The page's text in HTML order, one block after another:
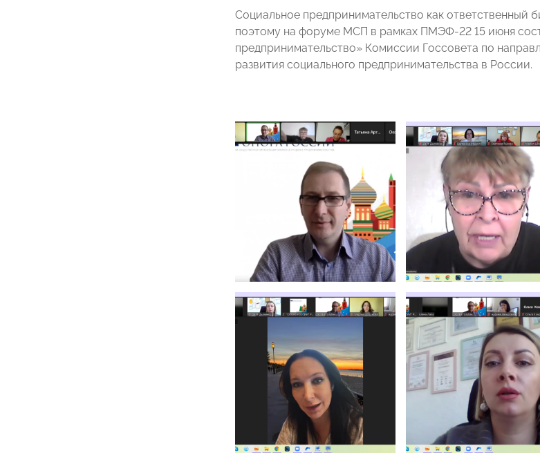
Социальное предпринимательство как ответственный
поэтому на форуме МСП в рамках ПМЭФ-22 15 июня
предпринимательство» Комиссии Госсовета по
развития социального предпринимательства в России.